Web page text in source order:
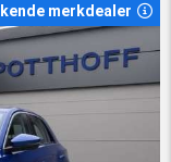
merkdealer